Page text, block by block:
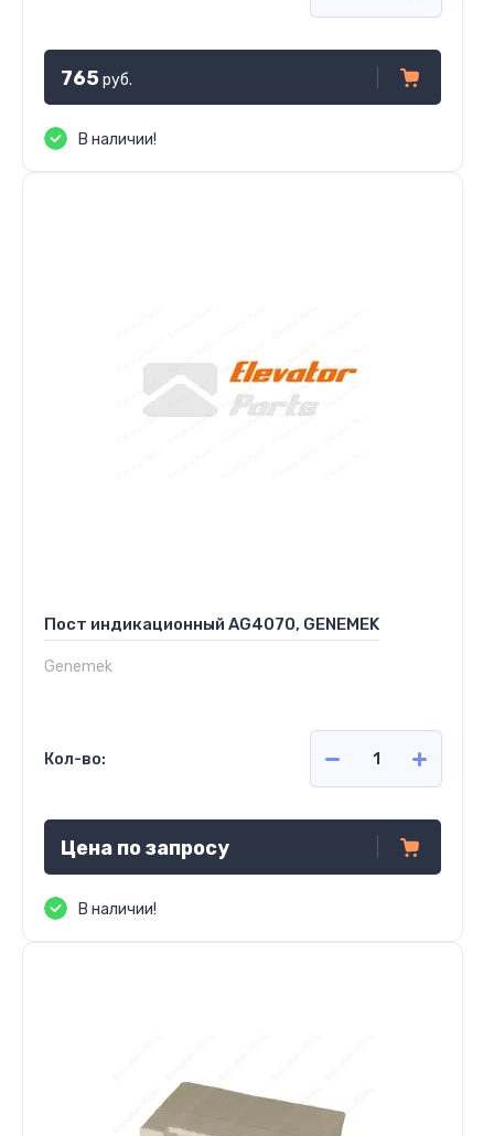
765руб.
В наличии!
Пост индикационный AG4070, GENEMEK
Genemek
Кол-во:
Цена по запросу
В наличии!